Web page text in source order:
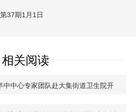
37期1月1日
相关阅读
中中心专家团队赴大集街道卫生院开